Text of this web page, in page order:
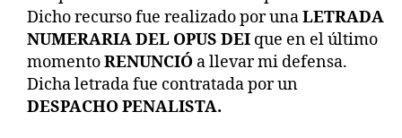
Dicho recurso fue realizado por unaLETRADA
NUMERARIA DEL OPUS DEI que en el último
momentoRENUNCIÓ a llevar mi defensa.
Dicha letrada fue contratada por un
DESPACHO PENALISTA.